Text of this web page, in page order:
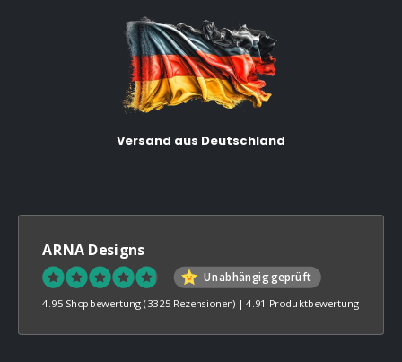
Versand aus Deutschland
ARNA Designs
Unabhängig geprüft
4.95 Shopbewertung (3325 Rezensionen) |4.91 Produktbewertung